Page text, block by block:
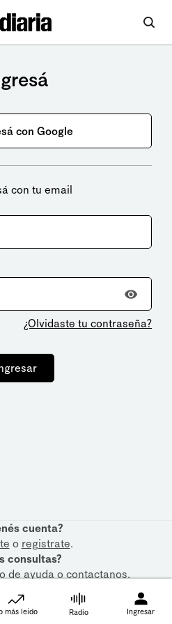
con Google
con tu email
¿Olvidaste tu contraseña?
cuenta?
o registrate.
consultas?
de ayudaocontactanos.
más leído Radio Ingresar